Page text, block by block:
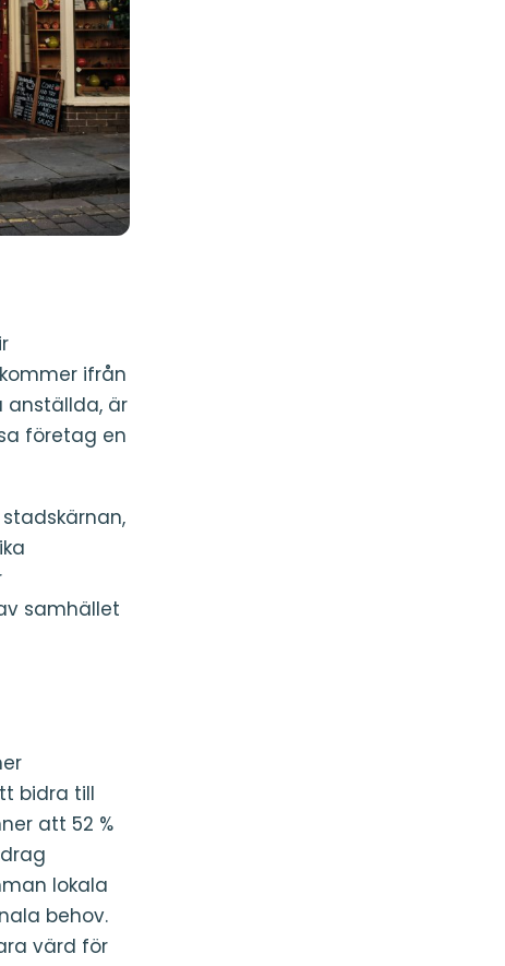
ifrån
anställda, är
företag en
samhället
bidra till
att 52 %
lokala
behov.
värd för